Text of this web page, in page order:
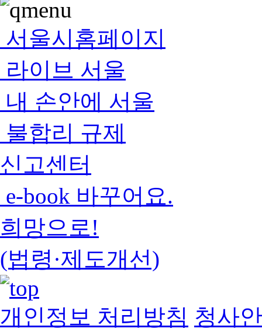
서울시홈페이지
라이브 서울
내 손안에 서울
불합리 규제
신고센터
e-book 바꾸어요.
희망으로!
(법령·제도개선)
개인정보 처리방침 청사